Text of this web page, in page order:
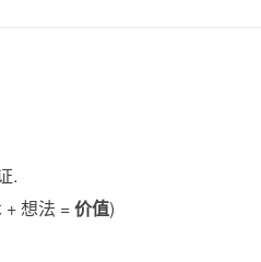
.
+ 想法 =价值)